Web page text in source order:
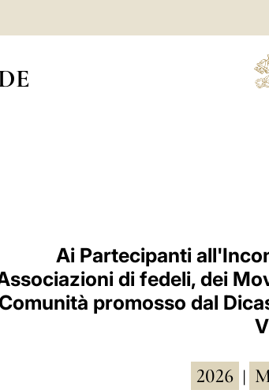
Ai Partecipanti
di fedeli, dei
Comunità promosso dal
2026